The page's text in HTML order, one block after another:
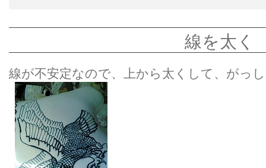
線を太く
線が不安定なので、上から太くして、がっ